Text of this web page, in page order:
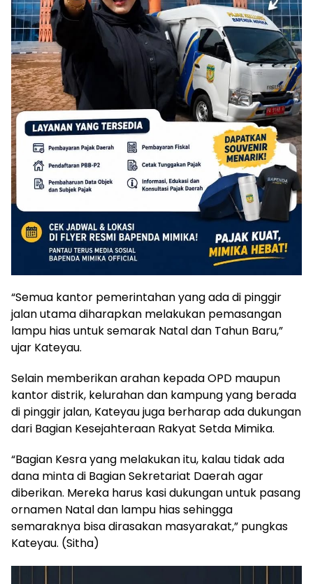
“Semua kantor pemerintahan yang ada di pinggir
jalan utama diharapkan melakukan pemasangan
lampu hias untuk semarak Natal dan Tahun Baru,”
ujar Kateyau.
Selain memberikan arahan kepada OPD maupun
kantor distrik, kelurahan dan kampung yang berada
di pinggir jalan, Kateyau juga berharap ada dukungan
dari Bagian Kesejahteraan Rakyat Setda Mimika.
“Bagian Kesra yang melakukan itu, kalau tidak ada
dana minta di Bagian Sekretariat Daerah agar
diberikan. Mereka harus kasi dukungan untuk pasang
ornamen Natal dan lampu hias sehingga
semaraknya bisa dirasakan masyarakat,” pungkas
Kateyau. (Sitha)